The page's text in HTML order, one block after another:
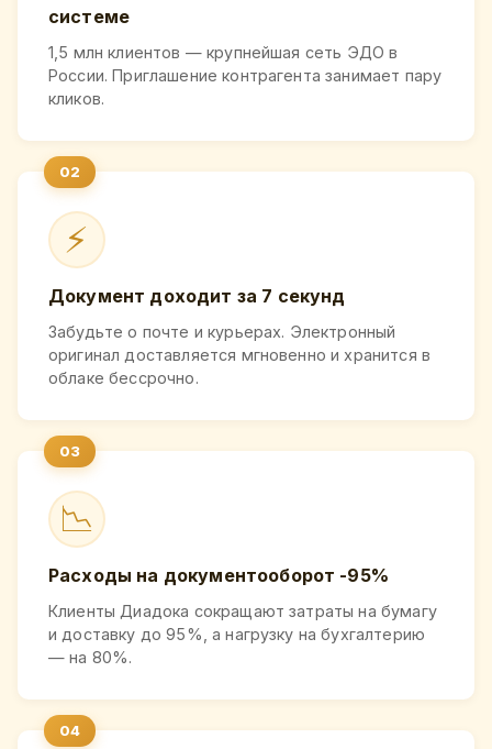
системе
1,5 млн клиентов — крупнейшая сеть ЭДО в
России. Приглашение контрагента занимает пару
кликов.
⚡
Документ доходит за 7 секунд
Забудьте о почте и курьерах. Электронный
оригинал доставляется мгновенно и хранится в
облаке бессрочно.
📉
Расходы на документооборот -95%
Клиенты Диадока сокращают затраты на бумагу
и доставку до 95%, а нагрузку на бухгалтерию
— на 80%.